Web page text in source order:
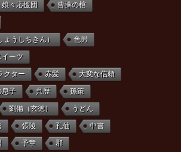
娘々応援団 曹操の棺
うしちきん） 色男
イーツ
クター 赤髪 大変な信頼
息子 呉歴 孫策
劉備（玄徳） うどん
張陵 孔伷 中書
予章 郡